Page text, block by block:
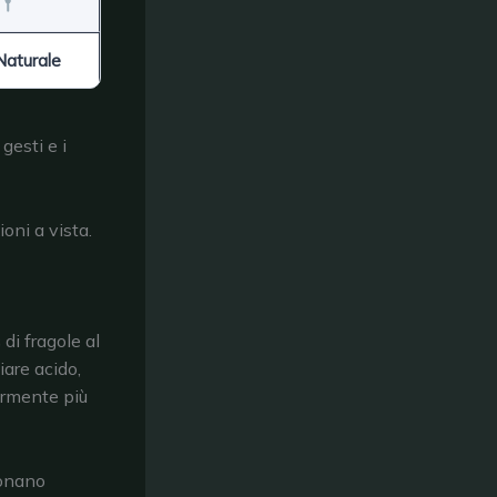
e i
a vista.
di fragole al
acido,
più